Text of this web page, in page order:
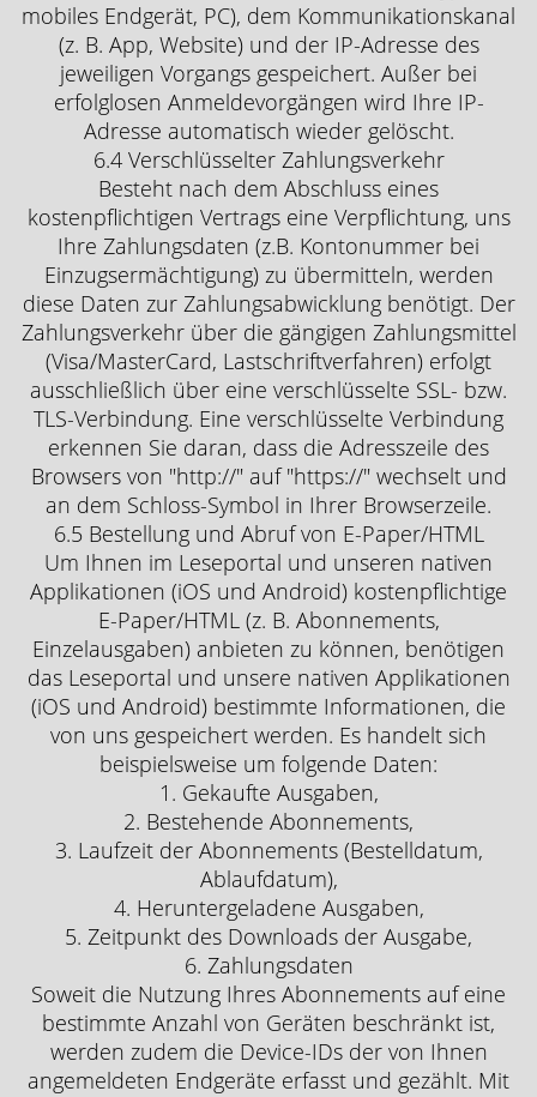
mobiles Endgerät, PC), dem Kommunikationskanal
(z. B. App, Website) und der IP-Adresse des
jeweiligen Vorgangs gespeichert. Außer bei
erfolglosen Anmeldevorgängen wird Ihre IP-
Adresse automatisch wieder gelöscht.
6.4 Verschlüsselter Zahlungsverkehr
Besteht nach dem Abschluss eines
kostenpflichtigen Vertrags eine Verpflichtung, uns
Ihre Zahlungsdaten (z.B. Kontonummer bei
Einzugsermächtigung) zu übermitteln, werden
diese Daten zur Zahlungsabwicklung benötigt. Der
Zahlungsverkehr über die gängigen Zahlungsmittel
(Visa/MasterCard, Lastschriftverfahren) erfolgt
ausschließlich über eine verschlüsselte SSL- bzw.
TLS-Verbindung. Eine verschlüsselte Verbindung
erkennen Sie daran, dass die Adresszeile des
Browsers von "http://" auf "https://" wechselt und
an dem Schloss-Symbol in Ihrer Browserzeile.
6.5 Bestellung und Abruf von E-Paper/HTML
Um Ihnen im Leseportal und unseren nativen
Applikationen (iOS und Android) kostenpflichtige
E-Paper/HTML (z. B. Abonnements,
Einzelausgaben) anbieten zu können, benötigen
das Leseportal und unsere nativen Applikationen
(iOS und Android) bestimmte Informationen, die
von uns gespeichert werden. Es handelt sich
beispielsweise um folgende Daten:
1. Gekaufte Ausgaben,
2. Bestehende Abonnements,
3. Laufzeit der Abonnements (Bestelldatum,
Ablaufdatum),
4. Heruntergeladene Ausgaben,
5. Zeitpunkt des Downloads der Ausgabe,
6. Zahlungsdaten
Soweit die Nutzung Ihres Abonnements auf eine
bestimmte Anzahl von Geräten beschränkt ist,
werden zudem die Device-IDs der von Ihnen
angemeldeten Endgeräte erfasst und gezählt. Mit